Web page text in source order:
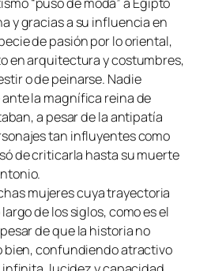
y gracias a su influencia en
de pasión por lo oriental,
en arquitectura y costumbres,
o de peinarse. Nadie
la magnífica reina de
a pesar de la antipatía
tan influyentes como
de criticarla hasta su muerte
mujeres cuya trayectoria
de los siglos, como es el
de que la historia no
bien, confundiendo atractivo